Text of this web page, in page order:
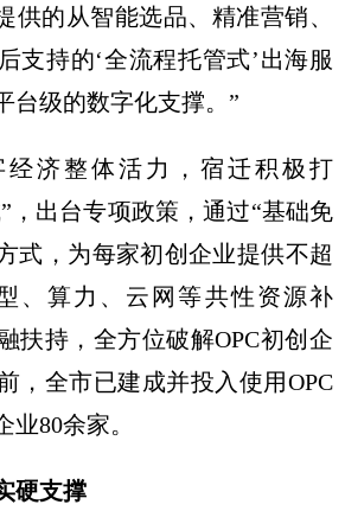
供的从智能选品、精准营销、
支持的‘全流程托管式’出海服
台级的数字化支撑。”
经济整体活力，宿迁积极打
，出台专项政策，通过“基础免
式，为每家初创企业提供不超
、算力、云网等共性资源补
扶持，全方位破解OPC初创企
，全市已建成并投入使用OPC
80余家。
硬支撑